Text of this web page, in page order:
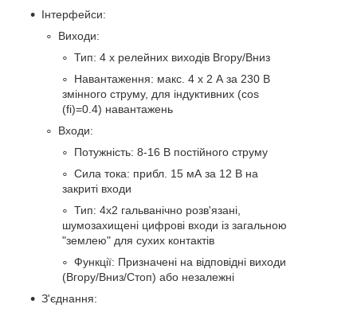
Інтерфейси:
Виходи:
Тип: 4 x релейних виходів Вгору/Вниз
Навантаження: макс. 4 х 2 А за 230 В
змінного струму, для індуктивних (cos
(fi)=0.4) навантажень
Входи:
Потужність: 8-16 В постійного струму
Сила тока: прибл. 15 мА за 12 В на
закриті входи
Тип: 4x2 гальванічно розв'язані,
шумозахищені цифрові входи із загальною
"землею" для сухих контактів
Функції: Призначені на відповідні виходи
(Вгору/Вниз/Стоп) або незалежні
З'єднання: